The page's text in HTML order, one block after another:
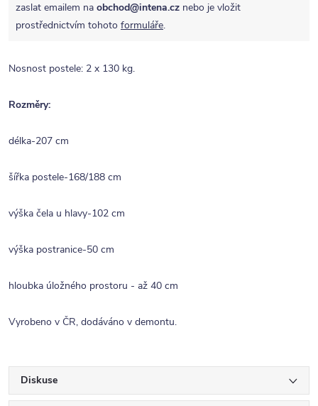
zaslat emailem na obchod@intena.cz nebo je vložit
prostřednictvím tohoto formuláře.
Nosnost postele: 2 x 130 kg.
Rozměry:
délka-207 cm
šířka postele-168/188 cm
výška čela u hlavy-102 cm
výška postranice-50 cm
hloubka úložného prostoru - až 40 cm
Vyrobeno v ČR, dodáváno v demontu.
Diskuse